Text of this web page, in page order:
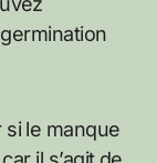
le manque